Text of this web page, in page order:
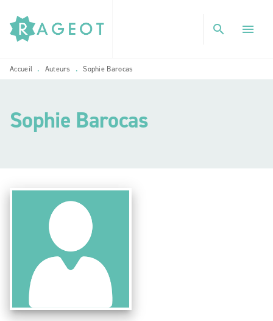
MENU RECHERCHE
PIED DE PAGE
search menu
Accueil • Auteurs • Sophie Barocas
Sophie Barocas